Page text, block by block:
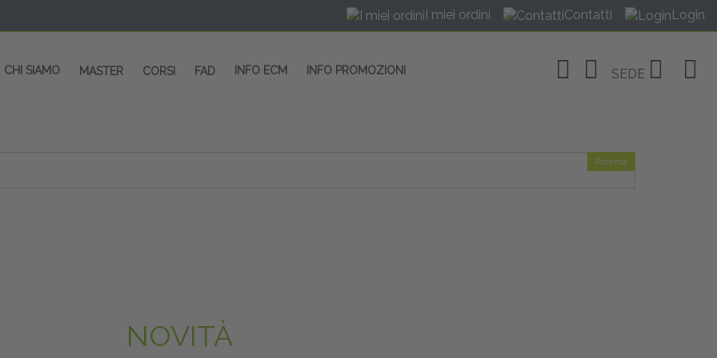
I miei ordini Contatti Login
CHI SIAMO MASTER CORSI FAD INFO ECM INFO PROMOZIONI SEDE
Ricerca
NOVITÀ